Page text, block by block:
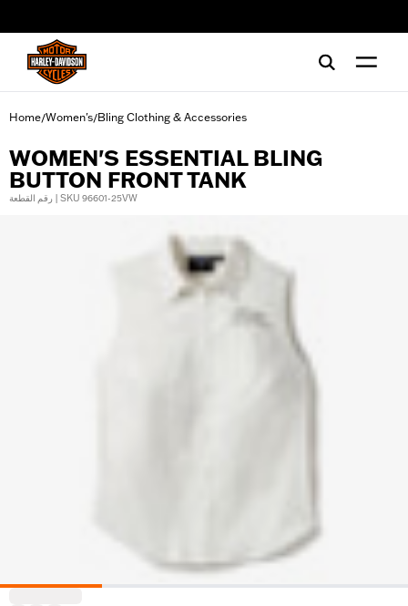
Home/Women's/Bling Clothing & Accessories
WOMEN'S ESSENTIAL BLING
BUTTON FRONT TANK
رقم القطعة | SKU 96601-25VW